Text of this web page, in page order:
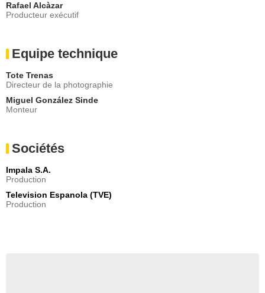
Rafael Alcàzar
Producteur exécutif
Equipe technique
Tote Trenas
Directeur de la photographie
Miguel González Sinde
Monteur
Sociétés
Impala S.A.
Production
Television Espanola (TVE)
Production